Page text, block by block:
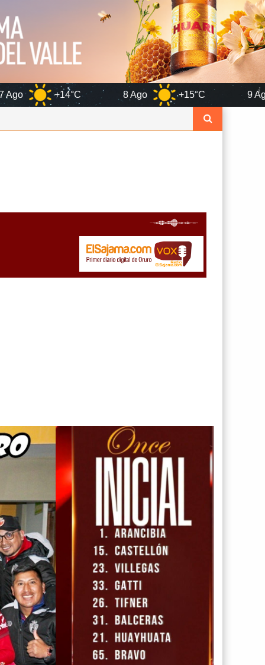
8 Ago +15°C 9 Ago